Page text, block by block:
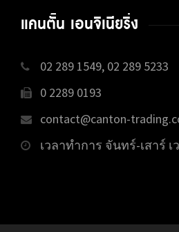
แคนตั้น เอนจิเนียริ่ง
02 289 1549, 02 289 5233
0 2289 0193
contact@canton-
เวลาทำการ จันทร์-เสาร์ เ